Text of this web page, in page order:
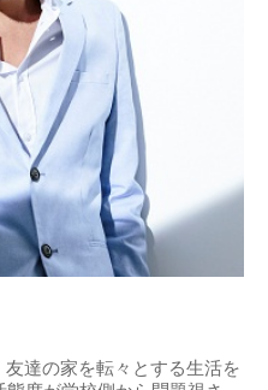
達の家を転々とする生活を